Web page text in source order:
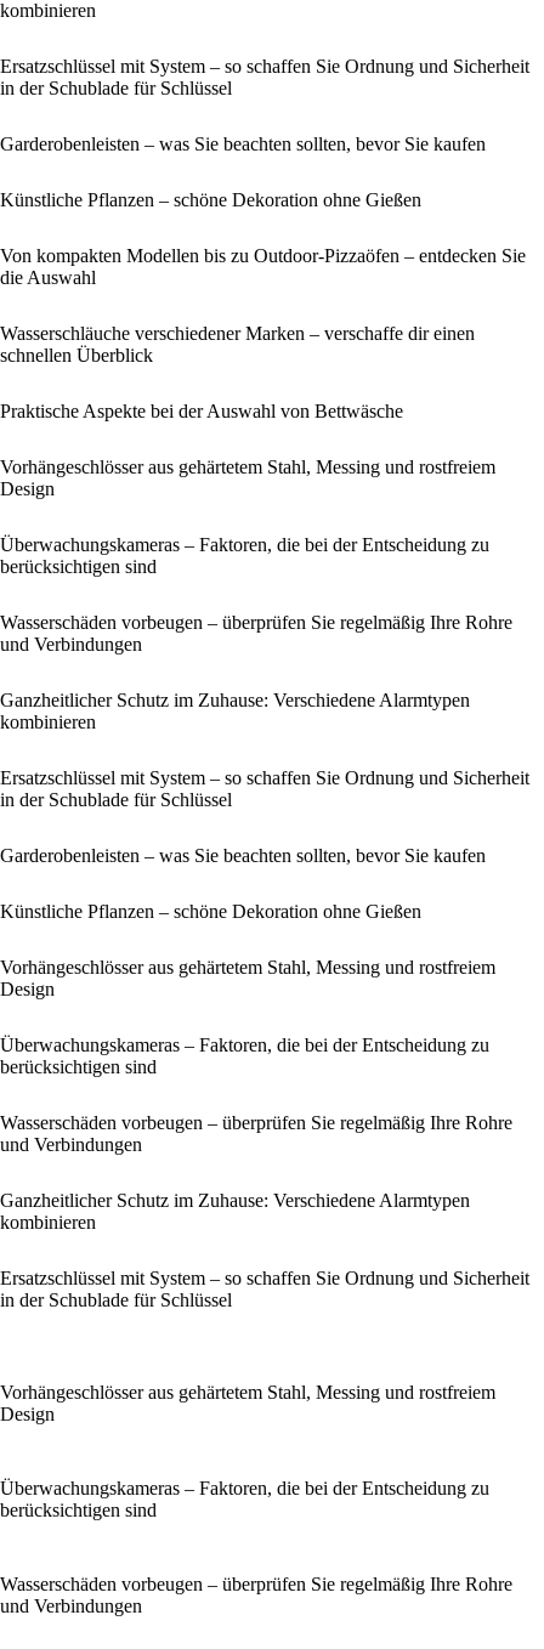
kombinieren
Ersatzschlüssel mit System – so schaffen Sie Ordnung und Sicherheit
in der Schublade für Schlüssel
Garderobenleisten – was Sie beachten sollten, bevor Sie kaufen
Künstliche Pflanzen – schöne Dekoration ohne Gießen
Von kompakten Modellen bis zu Outdoor-Pizzaöfen – entdecken Sie
die Auswahl
Wasserschläuche verschiedener Marken – verschaffe dir einen
schnellen Überblick
Praktische Aspekte bei der Auswahl von Bettwäsche
Vorhängeschlösser aus gehärtetem Stahl, Messing und rostfreiem
Design
Überwachungskameras – Faktoren, die bei der Entscheidung zu
berücksichtigen sind
Wasserschäden vorbeugen – überprüfen Sie regelmäßig Ihre Rohre
und Verbindungen
Ganzheitlicher Schutz im Zuhause: Verschiedene Alarmtypen
kombinieren
Ersatzschlüssel mit System – so schaffen Sie Ordnung und Sicherheit
in der Schublade für Schlüssel
Garderobenleisten – was Sie beachten sollten, bevor Sie kaufen
Künstliche Pflanzen – schöne Dekoration ohne Gießen
Vorhängeschlösser aus gehärtetem Stahl, Messing und rostfreiem
Design
Überwachungskameras – Faktoren, die bei der Entscheidung zu
berücksichtigen sind
Wasserschäden vorbeugen – überprüfen Sie regelmäßig Ihre Rohre
und Verbindungen
Ganzheitlicher Schutz im Zuhause: Verschiedene Alarmtypen
kombinieren
Ersatzschlüssel mit System – so schaffen Sie Ordnung und Sicherheit
in der Schublade für Schlüssel
Vorhängeschlösser aus gehärtetem Stahl, Messing und rostfreiem
Design
Überwachungskameras – Faktoren, die bei der Entscheidung zu
berücksichtigen sind
Wasserschäden vorbeugen – überprüfen Sie regelmäßig Ihre Rohre
und Verbindungen